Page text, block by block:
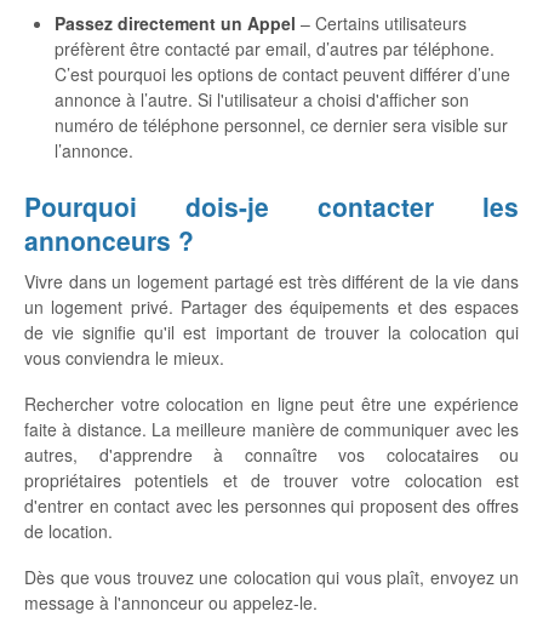
Passez directement un Appel – Certains utilisateurs
préfèrent être contacté par email, d’autres par téléphone.
C’est pourquoi les options de contact peuvent différer d’une
annonce à l’autre. Si l'utilisateur a choisi d'afficher son
numéro de téléphone personnel, ce dernier sera visible sur
l’annonce.
Pourquoi dois-je contacter les
annonceurs ?
Vivre dans un logement partagé est très différent de la vie dans
un logement privé. Partager des équipements et des espaces
de vie signifie qu'il est important de trouver la colocation qui
vous conviendra le mieux.
Rechercher votre colocation en ligne peut être une expérience
faite à distance. La meilleure manière de communiquer avec les
autres, d'apprendre à connaître vos colocataires ou
propriétaires potentiels et de trouver votre colocation est
d'entrer en contact avec les personnes qui proposent des offres
de location.
Dès que vous trouvez une colocation qui vous plaît, envoyez un
message à l'annonceur ou appelez-le.